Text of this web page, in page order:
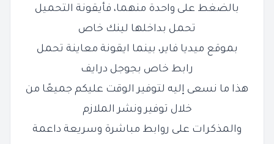
بالضغط على واحدة منهما، فأيقونة التحميل
تحمل بداخلها لينك خاص
بموقع ميديا فاير، بينما ايقونة معاينة تحمل
رابط خاص بجوجل درايف
هذا ما نسعى إليه لتوفير الوقت عليكم جميعًا من
خلال توفير ونشر الملازم
والمذكرات على روابط مباشرة وسريعة داعمة